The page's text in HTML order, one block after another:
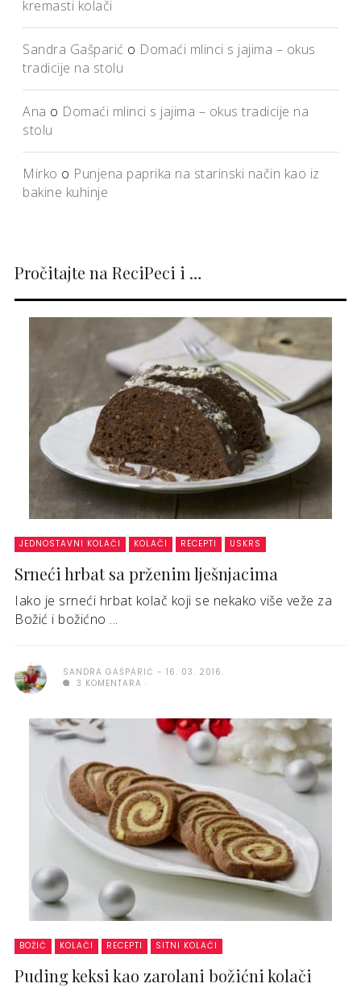
kremasti kolači
Sandra Gašparić o Domaći mlinci s jajima – okus
tradicije na stolu
Ana o Domaći mlinci s jajima – okus tradicije na
stolu
Mirko o Punjena paprika na starinski način kao iz
bakine kuhinje
Pročitajte na ReciPeci i …
JEDNOSTAVNI KOLAČI KOLAČI RECEPTI USKRS
Srneći hrbat sa prženim lješnjacima
Iako je srneći hrbat kolač koji se nekako više veže za
Božić i božićno ...
SANDRA GAŠPARIĆ
16. 03. 2016.
3 KOMENTARA
BOŽIĆ KOLAČI RECEPTI SITNI KOLAČI
Puding keksi kao zarolani božićni kolači